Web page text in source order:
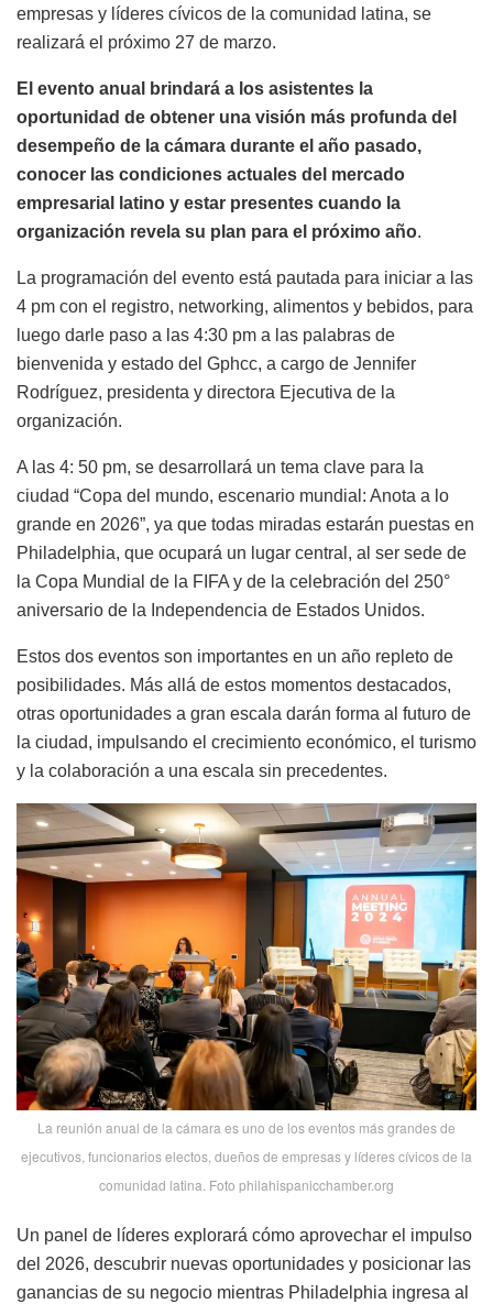
empresas y líderes cívicos de la comunidad latina, se
realizará el próximo 27 de marzo.
El evento anual brindará a los asistentes la
oportunidad de obtener una visión más profunda del
desempeño de la cámara durante el año pasado,
conocer las condiciones actuales del mercado
empresarial latino y estar presentes cuando la
organización revela su plan para el próximo año.
La programación del evento está pautada para iniciar a las
4 pm con el registro, networking, alimentos y bebidos, para
luego darle paso a las 4:30 pm a las palabras de
bienvenida y estado del Gphcc, a cargo de Jennifer
Rodríguez, presidenta y directora Ejecutiva de la
organización.
A las 4: 50 pm, se desarrollará un tema clave para la
ciudad “Copa del mundo, escenario mundial: Anota a lo
grande en 2026”, ya que todas miradas estarán puestas en
Philadelphia, que ocupará un lugar central, al ser sede de
la Copa Mundial de la FIFA y de la celebración del 250°
aniversario de la Independencia de Estados Unidos.
Estos dos eventos son importantes en un año repleto de
posibilidades. Más allá de estos momentos destacados,
otras oportunidades a gran escala darán forma al futuro de
la ciudad, impulsando el crecimiento económico, el turismo
y la colaboración a una escala sin precedentes.
La reunión anual de la cámara es uno de los eventos más grandes de
ejecutivos, funcionarios electos, dueños de empresas y líderes cívicos de la
comunidad latina. Foto philahispanicchamber.org
Un panel de líderes explorará cómo aprovechar el impulso
del 2026, descubrir nuevas oportunidades y posicionar las
ganancias de su negocio mientras Philadelphia ingresa al